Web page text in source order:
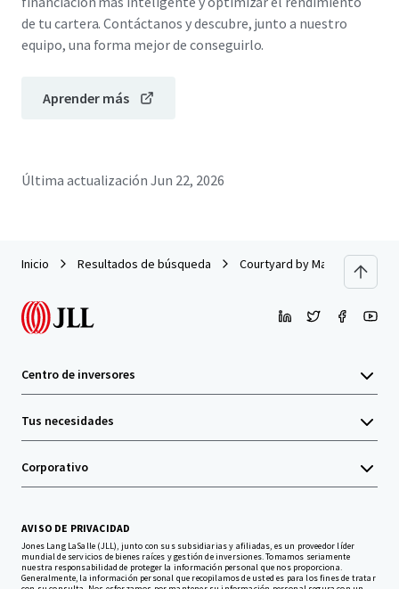
de tu cartera. Contáctanos y descubre, junto a nuestro
equipo, una forma mejor de conseguirlo.
Aprender más
Última actualización Jun 22, 2026
Inicio Resultados de búsqueda Courtyard by Marriott
Centro de inversores
Tus necesidades
Corporativo
AVISO DE PRIVACIDAD
Jones Lang LaSalle (JLL), junto con sus subsidiarias y afiliadas, es un proveedor líder
mundial de servicios de bienes raíces y gestión de inversiones. Tomamos seriamente
nuestra responsabilidad de proteger la información personal que nos proporciona.
Generalmente, la información personal que recopilamos de usted es para los fines de tratar